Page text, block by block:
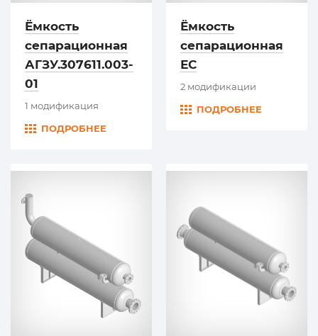
Ёмкость
сепарационная
АГЗУ.307611.003-
01
1 модификация
ПОДРОБНЕЕ
Ёмкость
сепарационная
ЕС
2 модификации
ПОДРОБНЕЕ